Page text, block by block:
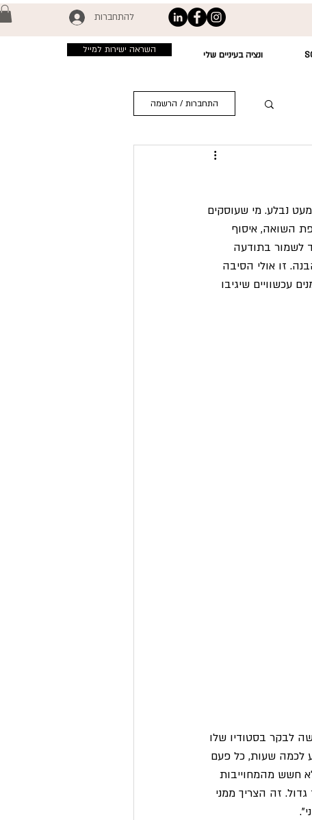
להתחברות
ונציה בעיניים שלי השראה ישירות למייל
התחברות / הרשמה
נבלע. מי שעוסקים
השואה, איסוף
לשמור בתודעה
לעיכול והבנה. זו אולי הסיבה
עכשוויים שיגיבו
לבקר בסטודיו שלו
לכמה שעות, כל פעם
חשש מהמחוייבות
זה הצריך ממני